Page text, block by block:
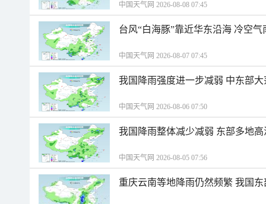
中国天气网 2026-08-08 07:45
台风“白海豚”靠近华东沿海 冷空
中国天气网 2026-08-07 07:45
我国降雨强度进一步减弱 中东部
中国天气网 2026-08-06 07:50
我国降雨整体减少减弱 东部多地
中国天气网 2026-08-05 07:56
重庆云南等地降雨仍然频繁 我国